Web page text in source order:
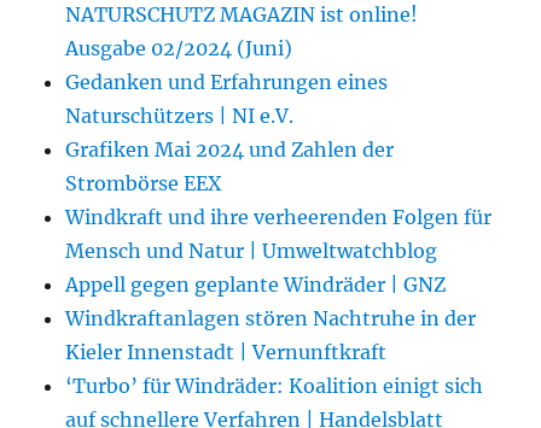
NATURSCHUTZ MAGAZIN ist online!
Ausgabe 02/2024 (Juni)
Gedanken und Erfahrungen eines
Naturschützers | NI e.V.
Grafiken Mai 2024 und Zahlen der
Strombörse EEX
Windkraft und ihre verheerenden Folgen für
Mensch und Natur | Umweltwatchblog
Appell gegen geplante Windräder | GNZ
Windkraftanlagen stören Nachtruhe in der
Kieler Innenstadt | Vernunftkraft
‘Turbo’ für Windräder: Koalition einigt sich
auf schnellere Verfahren | Handelsblatt